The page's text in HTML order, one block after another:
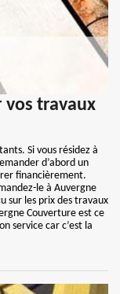
vos travaux
Si vous résidez à
d’abord un
financièrement.
le à Auvergne
sur les prix des travaux
Couverture est ce
service car c’est la